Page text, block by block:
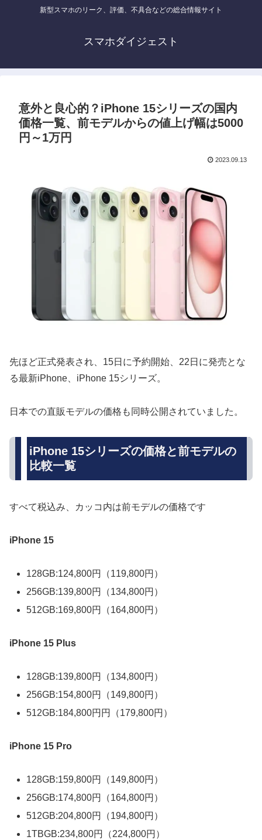
新型スマホのリーク、評価、不具合などの総合情報サイト
スマホダイジェスト
意外と良心的？iPhone 15シリーズの国内
価格一覧、前モデルからの値上げ幅は5000
円～1万円
2023.09.13
先ほど正式発表され、15日に予約開始、22日に発売とな
る最新iPhone、iPhone 15シリーズ。
日本での直販モデルの価格も同時公開されていました。
iPhone 15シリーズの価格と前モデルの
比較一覧
すべて税込み、カッコ内は前モデルの価格です
iPhone 15
128GB:124,800円（119,800円）
256GB:139,800円（134,800円）
512GB:169,800円（164,800円）
iPhone 15 Plus
128GB:139,800円（134,800円）
256GB:154,800円（149,800円）
512GB:184,800円円（179,800円）
iPhone 15 Pro
128GB:159,800円（149,800円）
256GB:174,800円（164,800円）
512GB:204,800円（194,800円）
1TBGB:234,800円（224,800円）